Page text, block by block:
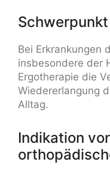
Bei Erkrankungen
insbesondere der
Ergotherapie die
Wiedererlangung
Alltag.
Indikation